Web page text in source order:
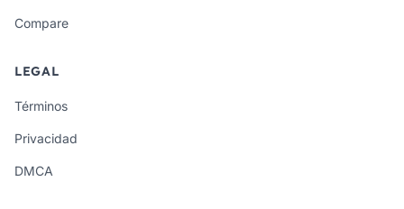
Compare
LEGAL
Términos
Privacidad
DMCA